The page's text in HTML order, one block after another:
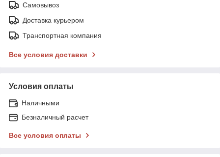
Самовывоз
Доставка курьером
Транспортная компания
Все условия доставки
Условия оплаты
Наличными
Безналичный расчет
Все условия оплаты